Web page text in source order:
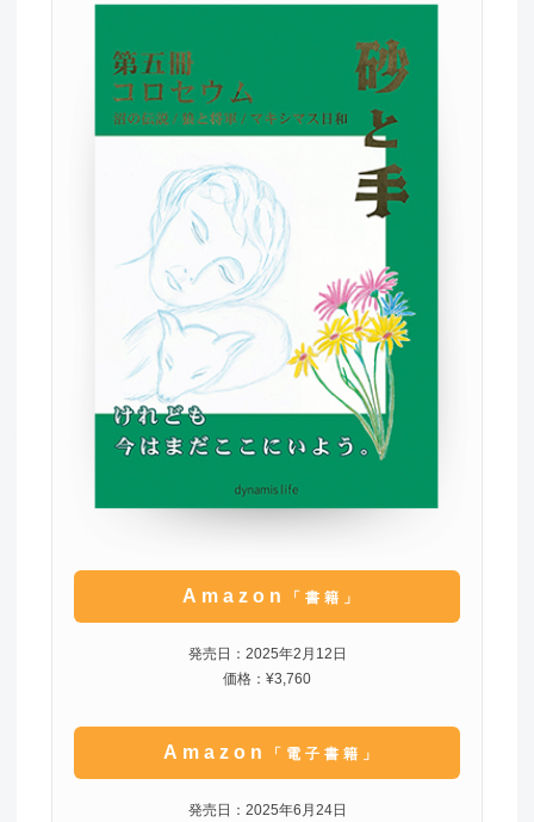
Amazon 「書籍」
発売日：2025年2月12日
価格：¥3,760
Amazon 「電子書籍」
発売日：2025年6月24日